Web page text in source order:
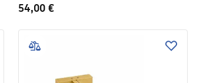
54,00 €